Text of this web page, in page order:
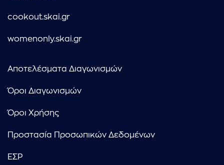
cookout.skai.gr
womenonly.skai.gr
Αποτελέσματα Διαγωνισμών
Όροι Διαγωνισμών
Όροι Χρήσης
Προστασία Προσωπικών Δεδομένων
ΕΣΡ